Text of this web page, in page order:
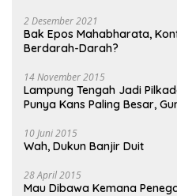
2 Desember 2021
Bak Epos Mahabharata,
Berdarah-Darah?
14 November 2015
Lampung Tengah Jadi
Punya Kans Paling Besar,
10 Juni 2015
Wah, Dukun Banjir Duit
28 April 2015
Mau Dibawa Kemana